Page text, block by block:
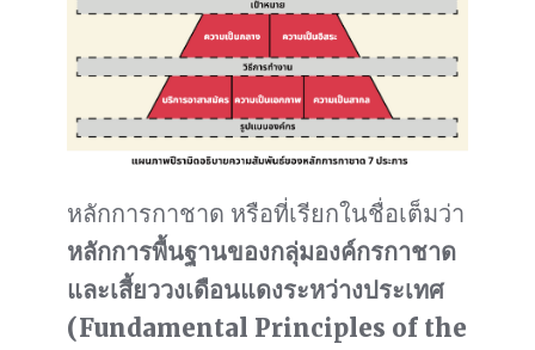
หลักการกาชาด หรือที่เรียกในชื่อเต็มว่า
หลักการพื้นฐานของกลุ่มองค์กรกาชาด
และเสี้ยววงเดือนแดงระหว่างประเทศ
(Fundamental Principles of the